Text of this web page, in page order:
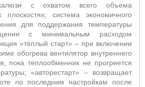
с охватом всего объема
система экономичного
для поддержания температуры
с минимальным расходом
«тёплый старт» – при включении
обогрева вентилятор внутреннего
пока теплообменник не прогреется
«авторестарт» – возвращает
по последним настройкам после